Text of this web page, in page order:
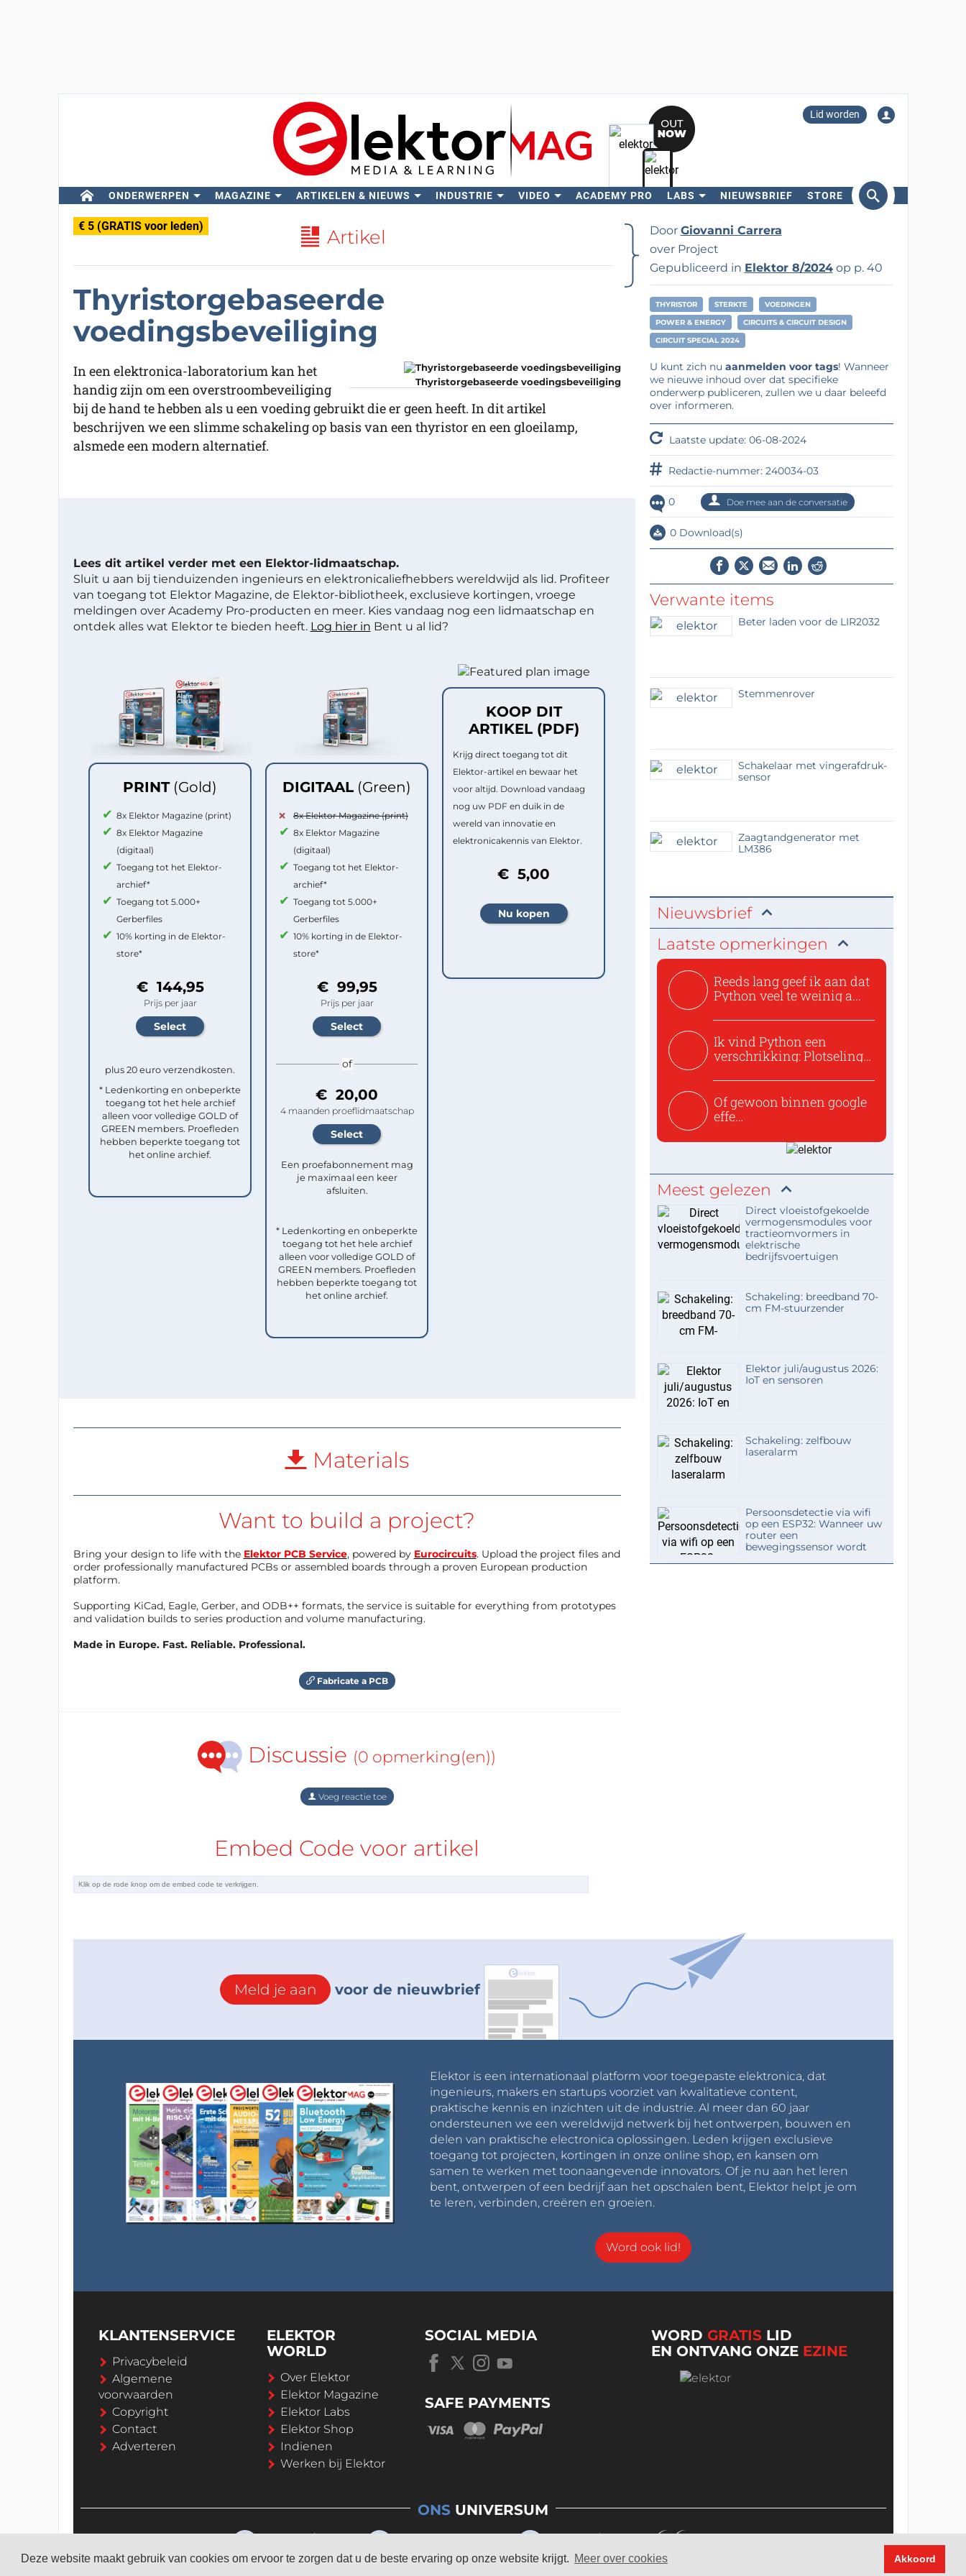
Deze website maakt gebruik van cookies om ervoor te zorgen dat u de beste ervaring op onze website krijgt. Meer over cookies Akkoord
Lid worden
ONDERWERPEN MAGAZINE ARTIKELEN & NIEUWS INDUSTRIE VIDEO ACADEMY PRO LABS NIEUWSBRIEF STORE
€ 5 (GRATIS voor leden) Artikel
Thyristorgebaseerde
voedingsbeveiliging
Thyristorgebaseerde voedingsbeveiliging
In een elektronica-laboratorium kan het
handig zijn om een overstroombeveiliging
bij de hand te hebben als u een voeding gebruikt die er geen heeft. In dit artikel
beschrijven we een slimme schakeling op basis van een thyristor en een gloeilamp,
alsmede een modern alternatief.
Lees dit artikel verder met een Elektor-lidmaatschap.
Sluit u aan bij tienduizenden ingenieurs en elektronicaliefhebbers wereldwijd als lid. Profiteer
van toegang tot Elektor Magazine, de Elektor-bibliotheek, exclusieve kortingen, vroege
meldingen over Academy Pro-producten en meer. Kies vandaag nog een lidmaatschap en
ontdek alles wat Elektor te bieden heeft. Log hier in Bent u al lid?
PRINT (Gold)
8x Elektor Magazine (print)
8x Elektor Magazine
(digitaal)
Toegang tot het Elektor-
archief*
Toegang tot 5.000+
Gerberfiles
10% korting in de Elektor-
store*
€ 144,95
Prijs per jaar
plus 20 euro verzendkosten.
* Ledenkorting en onbeperkte
toegang tot het hele archief
alleen voor volledige GOLD of
GREEN members. Proefleden
hebben beperkte toegang tot
het online archief.
DIGITAAL (Green)
8x Elektor Magazine (print)
8x Elektor Magazine
(digitaal)
Toegang tot het Elektor-
archief*
Toegang tot 5.000+
Gerberfiles
10% korting in de Elektor-
store*
€ 99,95
Prijs per jaar
of
€ 20,00
4 maanden proeflidmaatschap
Een proefabonnement mag
je maximaal een keer
afsluiten.
* Ledenkorting en onbeperkte
toegang tot het hele archief
alleen voor volledige GOLD of
GREEN members. Proefleden
hebben beperkte toegang tot
het online archief.
KOOP DIT
ARTIKEL (PDF)
Krijg direct toegang tot dit
Elektor-artikel en bewaar het
voor altijd. Download vandaag
nog uw PDF en duik in de
wereld van innovatie en
elektronicakennis van Elektor.
€ 5,00
Materials
Want to build a project?
Bring your design to life with the Elektor PCB Service, powered by Eurocircuits. Upload the project files and
order professionally manufactured PCBs or assembled boards through a proven European production
platform.
Supporting KiCad, Eagle, Gerber, and ODB++ formats, the service is suitable for everything from prototypes
and validation builds to series production and volume manufacturing.
Made in Europe. Fast. Reliable. Professional.
Fabricate a PCB
Discussie (0 opmerking(en))
Voeg reactie toe
Embed Code voor artikel
Door Giovanni Carrera
over Project
Gepubliceerd in Elektor 8/2024op p. 40
THYRISTOR STERKTE
VOEDINGEN
POWER & ENERGY
CIRCUITS & CIRCUIT DESIGN
CIRCUIT SPECIAL 2024
U kunt zich nu aanmelden voor tags! Wanneer
we nieuwe inhoud over dat specifieke
onderwerp publiceren, zullen we u daar beleefd
over informeren.
Laatste update: 06-08-2024
Redactie-nummer: 240034-03
0 Doe mee aan de conversatie
0 Download(s)
Verwante items
Beter laden voor de LIR2032
Stemmenrover
Schakelaar met vingerafdruk-
sensor
Zaagtandgenerator met
LM386
Nieuwsbrief
Laatste opmerkingen
Reeds lang geef ik aan dat
Python veel te weinig a...
Ik vind Python een
verschrikking: Plotseling
Of gewoon binnen google
effe
Meest gelezen
Direct vloeistofgekoelde
vermogensmodules voor
tractieomvormers in
elektrische
bedrijfsvoertuigen
Schakeling: breedband 70-
cm FM-stuurzender
Elektor juli/augustus 2026:
IoT en sensoren
Schakeling: zelfbouw
laseralarm
Persoonsdetectie via wifi
op een ESP32: Wanneer uw
router een
bewegingssensor wordt
Meld je aan voor de nieuwbrief
Elektor is een internationaal platform voor toegepaste elektronica, dat
ingenieurs, makers en startups voorziet van kwalitatieve content,
praktische kennis en inzichten uit de industrie. Al meer dan 60 jaar
ondersteunen we een wereldwijd netwerk bij het ontwerpen, bouwen en
delen van praktische electronica oplossingen. Leden krijgen exclusieve
toegang tot projecten, kortingen in onze online shop, en kansen om
samen te werken met toonaangevende innovators. Of je nu aan het leren
bent, ontwerpen of een bedrijf aan het opschalen bent, Elektor helpt je om
te leren, verbinden, creëren en groeien.
Word ook lid!
KLANTENSERVICE
Privacybeleid
Algemene
voorwaarden
Copyright
Contact
Adverteren
ELEKTOR
WORLD
Over Elektor
Elektor Magazine
Elektor Labs
Elektor Shop
Indienen
Werken bij Elektor
SOCIAL MEDIA
SAFE PAYMENTS
WORDGRATIS LID
EN ONTVANG ONZE EZINE
ONS UNIVERSUM